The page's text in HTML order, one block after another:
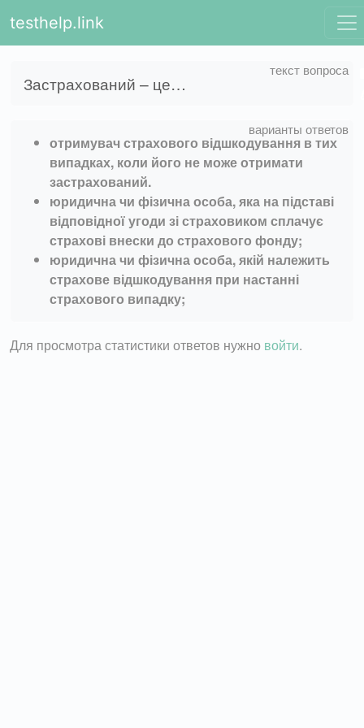
testhelp.link
Застрахований – це…
отримувач страхового відшкодування в тих
випадках, коли його не може отримати
застрахований.
юридична чи фізична особа, яка на підставі
відповідної угоди зі страховиком сплачує
страхові внески до страхового фонду;
юридична чи фізична особа, якій належить
страхове відшкодування при настанні
страхового випадку;
Для просмотра статистики ответов нужно войти.